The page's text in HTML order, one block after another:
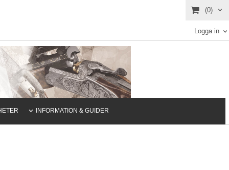
(0)
Logga in
INFORMATION & GUIDER